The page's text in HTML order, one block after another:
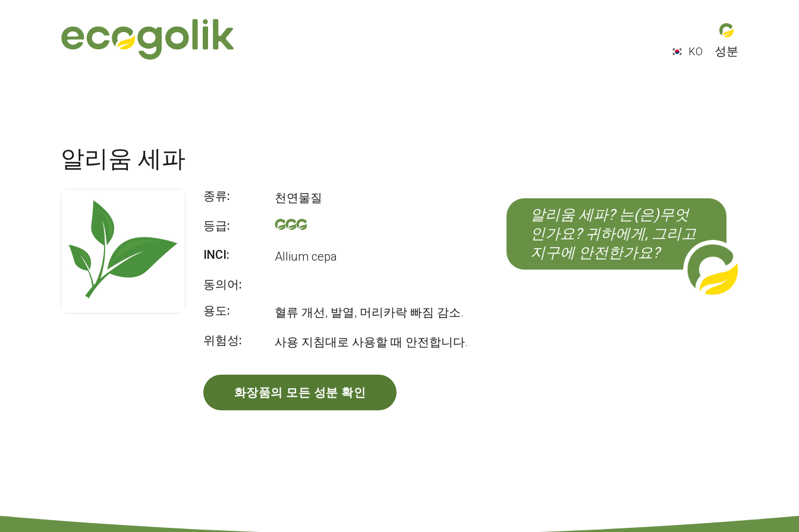
KO
성분
알리움 세파? 는(은)무엇
인가요? 귀하에게, 그리고
지구에 안전한가요?
알리움 세파
종류:
천연물질
등급:
INCI:
Allium cepa
동의어:
용도:
혈류 개선, 발열, 머리카락 빠짐 감소.
위험성:
사용 지침대로 사용할 때 안전합니다.
화장품의 모든 성분 확인